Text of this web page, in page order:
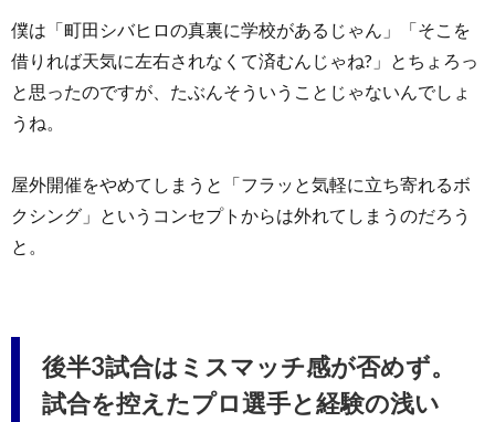
僕は「町田シバヒロの真裏に学校があるじゃん」「そこを
借りれば天気に左右されなくて済むんじゃね?」とちょろっ
と思ったのですが、たぶんそういうことじゃないんでしょ
うね。
屋外開催をやめてしまうと「フラッと気軽に立ち寄れるボ
クシング」というコンセプトからは外れてしまうのだろう
と。
後半3試合はミスマッチ感が否めず。
試合を控えたプロ選手と経験の浅い